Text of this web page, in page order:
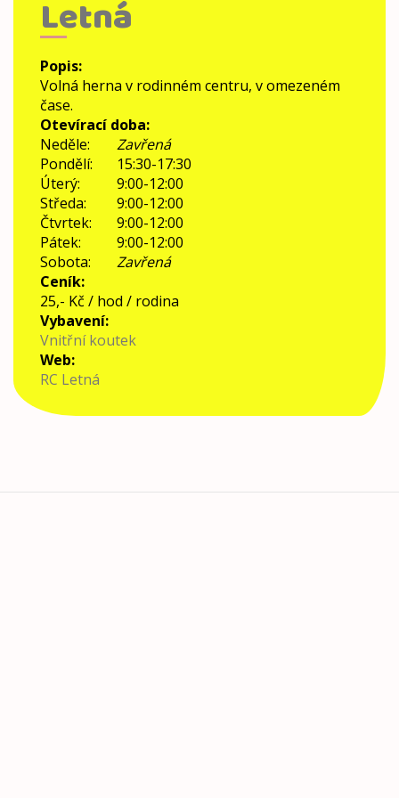
Letná
Popis:
Volná herna v rodinném centru, v omezeném
čase.
Otevírací doba:
Neděle:
Zavřená
Pondělí:
15:30-17:30
Úterý:
9:00-12:00
Středa:
9:00-12:00
Čtvrtek:
9:00-12:00
Pátek:
9:00-12:00
Sobota:
Zavřená
Ceník:
25,- Kč / hod / rodina
Vybavení:
Vnitřní koutek
Web:
RC Letná